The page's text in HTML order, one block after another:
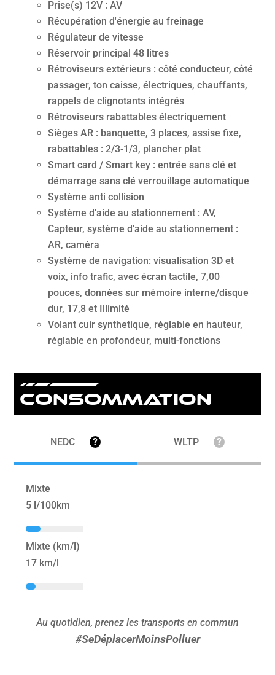
Prise(s) 12V : AV
Récupération d'énergie au freinage
Régulateur de vitesse
Réservoir principal 48 litres
Rétroviseurs extérieurs : côté conducteur, côté
passager, ton caisse, électriques, chauffants,
rappels de clignotants intégrés
Rétroviseurs rabattables électriquement
Sièges AR : banquette, 3 places, assise fixe,
rabattables : 2/3-1/3, plancher plat
Smart card / Smart key : entrée sans clé et
démarrage sans clé verrouillage automatique
Système anti collision
Système d'aide au stationnement : AV,
Capteur, système d'aide au stationnement :
AR, caméra
Système de navigation: visualisation 3D et
voix, info trafic, avec écran tactile, 7,00
pouces, données sur mémoire interne/disque
dur, 17,8 et Illimité
Volant cuir synthetique, réglable en hauteur,
réglable en profondeur, multi-fonctions
Consommation
NEDC ? WLTP ?
Mixte
5 l/100km
Mixte (km/l)
17 km/l
Au quotidien, prenez les transports en commun
#SeDéplacerMoinsPolluer